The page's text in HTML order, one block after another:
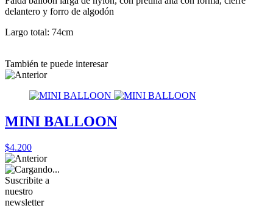
delantero y forro de algodón
Largo total: 74cm
También te puede interesar
MINI BALLOON
$4.200
Suscribite a
nuestro
newsletter